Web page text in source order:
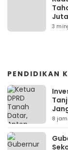
Juta
3
PENDIDIKAN
8